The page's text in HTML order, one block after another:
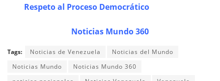
Respeto al Proceso Democrático
Noticias Mundo 360
Tags: Noticias de Venezuela
Noticias del Mundo
Noticias Mundo
Noticias Mundo 360